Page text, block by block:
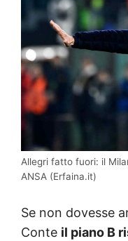
Allegri fatto fuori: il
ANSA (Erfaina.it)
Se non dovesse
Conte il piano B